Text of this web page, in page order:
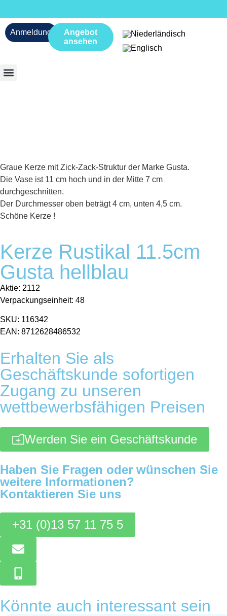
Anmeldung
Angebot
ansehen
Graue Kerze mit Zick-Zack-Struktur der Marke Gusta.
Die Vase ist 11 cm hoch und in der Mitte 7 cm
durchgeschnitten.
Der Durchmesser oben beträgt 4 cm, unten 4,5 cm.
Schöne Kerze !
Kerze Rustikal 11.5cm
Gusta hellblau
Aktie: 2112
Verpackungseinheit: 48
SKU: 116342
EAN: 8712628486532
Erhalten Sie als
Geschäftskunde sofortigen
Zugang zu unseren
wettbewerbsfähigen Preisen
Werden Sie ein Geschäftskunde
Haben Sie Fragen oder wünschen Sie
weitere Informationen?
Kontaktieren Sie uns
+31 (0)13 57 11 75 5
Könnte auch interessant sein